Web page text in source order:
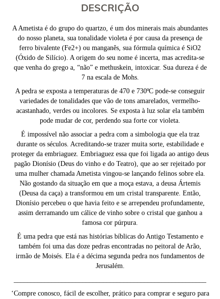
DESCRIÇÃO
A Ametista é do grupo do quartzo, é um dos minerais mais abundantes
do nosso planeta, sua tonalidade violeta é por causa da presença de
ferro bivalente (Fe2+) ou manganês, sua fórmula química é SiO2
(Óxido de Silício). A origem do seu nome é incerta, mas acredita-se
que venha do grego a, “não” e methuskein, intoxicar. Sua dureza é de
7 na escala de Mohs.
A pedra se exposta a temperaturas de 470 e 730ºC pode-se conseguir
variedades de tonalidades que vão de tons amarelados, vermelho-
acastanhado, verdes ou incolores. Se exposta à luz solar ela também
pode mudar de cor, perdendo sua forte cor violeta.
É impossível não associar a pedra com a simbologia que ela traz
durante os séculos. Acreditando-se trazer muita sorte, estabilidade e
proteger da embriaguez. Embriaguez essa que foi ligada ao antigo deus
pagão Dionísio (Deus do vinho e do Teatro), que ao ser rejeitado por
uma mulher chamada Ametista vingou-se lançando felinos sobre ela.
Não gostando da situação em que a moça estava, a deusa Ártemis
(Deusa da caça) a transformou em um cristal transparente. Então,
Dionísio percebeu o que havia feito e se arrependeu profundamente,
assim derramando um cálice de vinho sobre o cristal que ganhou a
famosa cor púrpura.
É uma pedra que está nas histórias bíblicas do Antigo Testamento e
também foi uma das doze pedras encontradas no peitoral de Arão,
irmão de Moisés. Ela é a décima segunda pedra nos fundamentos de
Jerusalém.
‘Compre conosco, fácil de escolher, prático para comprar e seguro para